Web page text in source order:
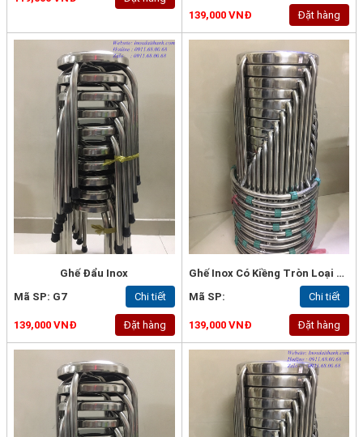
139,000 VNĐ Đặt hàng
Ghế Đẩu Inox
Mã SP: G7
Chi tiết
139,000 VNĐ Đặt hàng
Ghế Inox Có Kiềng Tròn Loại Tốt - G1a
Mã SP:
Chi tiết
139,000 VNĐ Đặt hàng